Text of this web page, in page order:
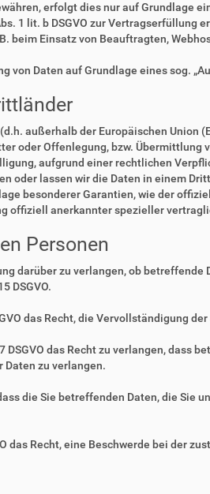
erfolgt dies nur auf Grundlage
1 lit. b DSGVO zur
beim Einsatz von Beauftragten,
von Daten auf Grundlage eines sog.
außerhalb der Europäischen Union
oder Offenlegung, bzw.
aufgrund einer rechtlichen
oder lassen wir die Daten in einem
besonderer Garantien, wie der
offiziell anerkannter spezieller
Personen
darüber zu verlangen, ob
DSGVO.
das Recht, die Vervollständigung
DSGVO das Recht zu verlangen, dass
Daten zu verlangen.
die Sie betreffenden Daten, die Sie
das Recht, eine Beschwerde bei der